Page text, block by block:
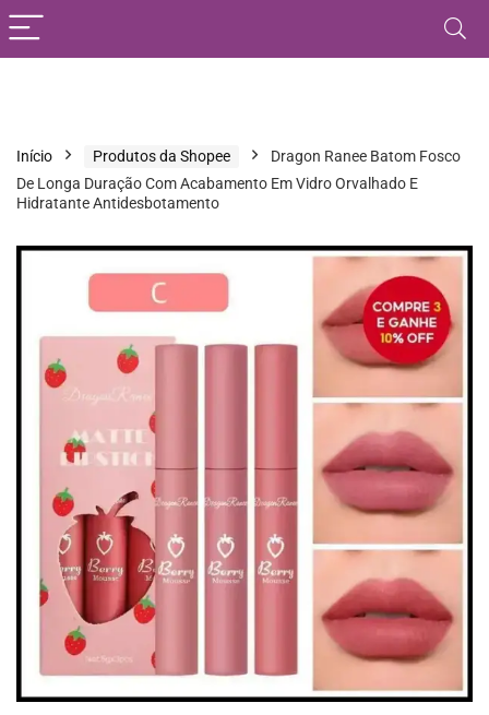
Início Produtos da Shopee
Dragon Ranee Batom Fosco
De Longa Duração Com Acabamento Em Vidro Orvalhado E
Hidratante Antidesbotamento